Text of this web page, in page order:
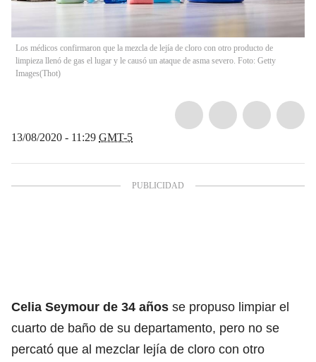
Los médicos confirmaron que la mezcla de lejía de cloro con otro producto de
limpieza llenó de gas el lugar y le causó un ataque de asma severo. Foto: Getty
Images(Thot)
13/08/2020 - 11:29 GMT-5
Celia Seymour de 34 años se propuso limpiar el
cuarto de baño de su departamento, pero no se
percató que al mezclar lejía de cloro con otro